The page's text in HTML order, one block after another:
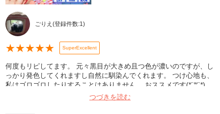
ごりえ (登録件数:1)
★★★★★ SuperExcellent
何度もリピしてます。 元々黒目が大きめ且つ色が濃いのですが、し
っかり発色してくれますし自然に馴染んでくれます。 つけ心地も、
私はゴロゴロしたりすることはありません。 おススメです(*´꒳`*)
つづきを読む